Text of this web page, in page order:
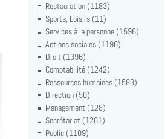
Restauration (1183)
Sports, Loisirs (11)
Services à la personne (1596)
Actions sociales (1190)
Droit (1396)
Comptabilité (1242)
Ressources humaines (1583)
Direction (50)
Management (128)
Secrétariat (1261)
Public (1109)